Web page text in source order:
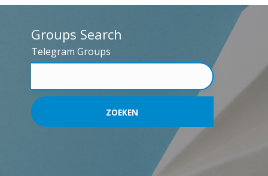
Groups Search
Telegram Groups